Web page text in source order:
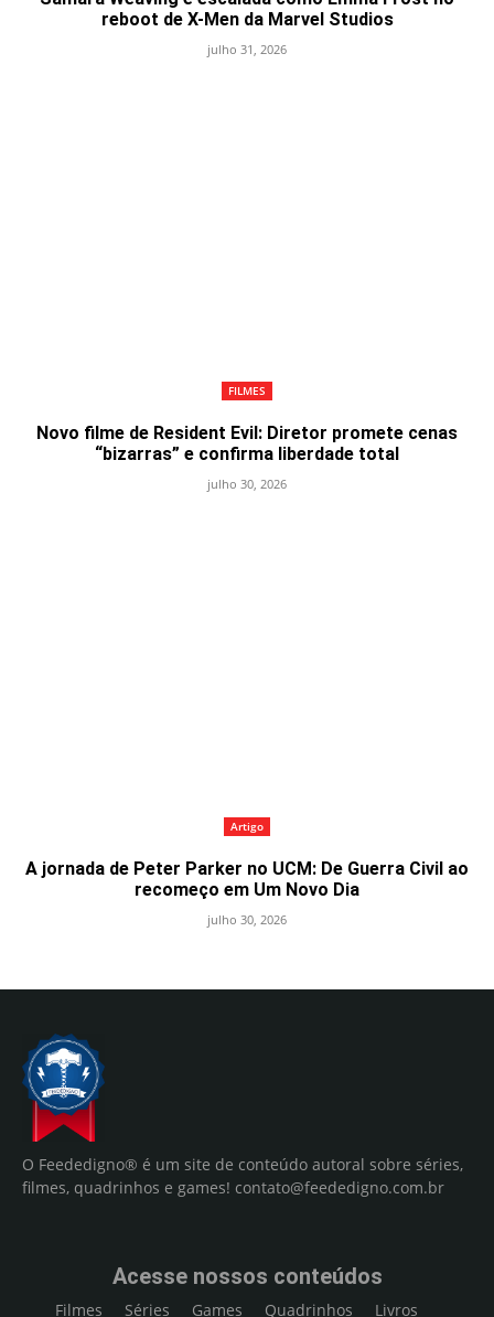
reboot de X-Men da Marvel Studios
julho 31, 2026
FILMES
Novo filme de Resident Evil: Diretor promete cenas
“bizarras” e confirma liberdade total
julho 30, 2026
Artigo
A jornada de Peter Parker no UCM: De Guerra Civil ao
recomeço em Um Novo Dia
julho 30, 2026
O Feededigno® é um site de conteúdo autoral sobre séries,
filmes, quadrinhos e games! contato@feededigno.com.br
Acesse nossos conteúdos
Filmes Séries Games Quadrinhos Livros